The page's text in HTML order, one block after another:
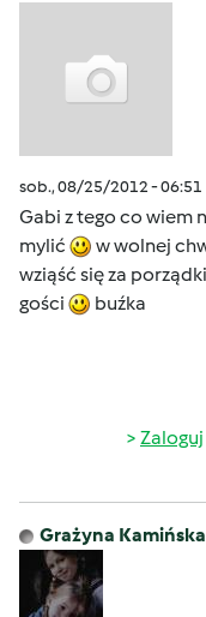
sob., 08/25/2012 - 06:51
Gabi z tego co wiem
mylić
w wolnej
wziąść się za
gości
buźka
Zaloguj
Grażyna Kamińska